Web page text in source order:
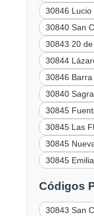
30846 Lucio
30840 San
30843 20
30844
30846
30840
30845
30845 Las
30845
30845
Códigos
30843 San